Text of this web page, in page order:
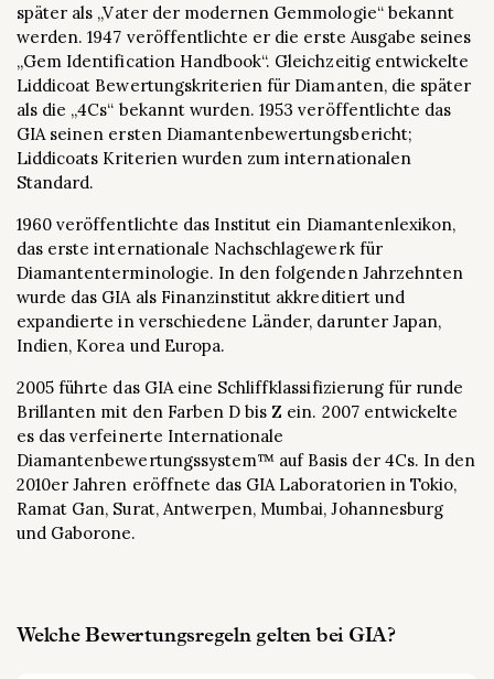
später als „Vater der modernen Gemmologie“ bekannt
werden. 1947 veröffentlichte er die erste Ausgabe seines
„Gem Identification Handbook“. Gleichzeitig entwickelte
Liddicoat Bewertungskriterien für Diamanten, die später
als die „4Cs“ bekannt wurden. 1953 veröffentlichte das
GIA seinen ersten Diamantenbewertungsbericht;
Liddicoats Kriterien wurden zum internationalen
Standard.
1960 veröffentlichte das Institut ein Diamantenlexikon,
das erste internationale Nachschlagewerk für
Diamantenterminologie. In den folgenden Jahrzehnten
wurde das GIA als Finanzinstitut akkreditiert und
expandierte in verschiedene Länder, darunter Japan,
Indien, Korea und Europa.
2005 führte das GIA eine Schliffklassifizierung für runde
Brillanten mit den Farben D bis Z ein. 2007 entwickelte
es das verfeinerte Internationale
Diamantenbewertungssystem™ auf Basis der 4Cs. In den
2010er Jahren eröffnete das GIA Laboratorien in Tokio,
Ramat Gan, Surat, Antwerpen, Mumbai, Johannesburg
und Gaborone.
Welche Bewertungsregeln gelten bei GIA?